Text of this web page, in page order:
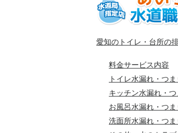
愛知のトイレ・台所の
料金サービス内容
トイレ水漏れ・つ
キッチン水漏れ・
お風呂水漏れ・つま
洗面所水漏れ・つま